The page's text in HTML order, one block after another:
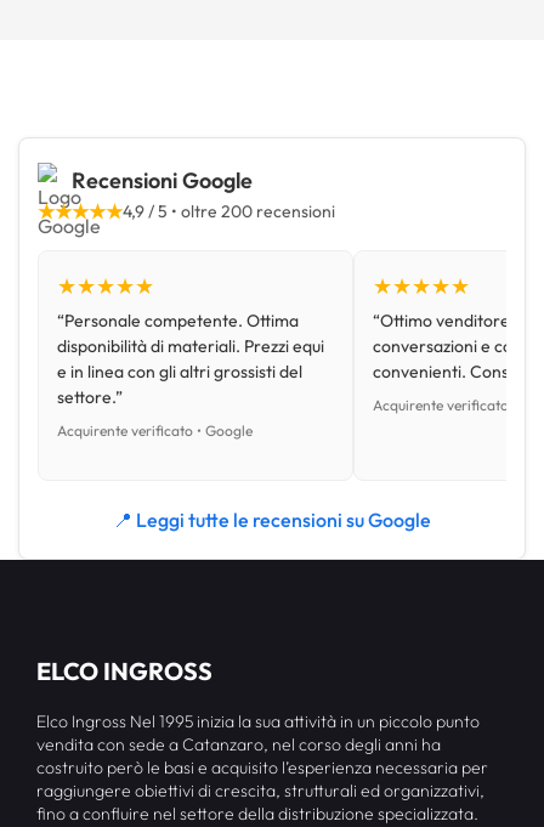
Recensioni Google
★★★★★4,9 / 5 • oltre 200 recensioni
★★★★★
“Personale competente. Ottima
disponibilità di materiali. Prezzi equi
e in linea con gli altri grossisti del
settore.”
Acquirente verificato • Google
★★★★★
“Ottimo venditore,
conversazioni e con
convenienti.
Acquirente verificato •
📍 Leggi tutte le recensioni su Google
ELCO INGROSS
Elco Ingross Nel 1995 inizia la sua attività in un piccolo punto
vendita con sede a Catanzaro, nel corso degli anni ha
costruito però le basi e acquisito l’esperienza necessaria per
raggiungere obiettivi di crescita, strutturali ed organizzativi,
fino a confluire nel settore della distribuzione specializzata.